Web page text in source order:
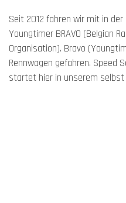
Seit 2012 fahren wir mit in
Youngtimer BRAVO (Belgian
Organisation). Bravo
Rennwagen gefahren. Speed
startet hier in unserem selbst